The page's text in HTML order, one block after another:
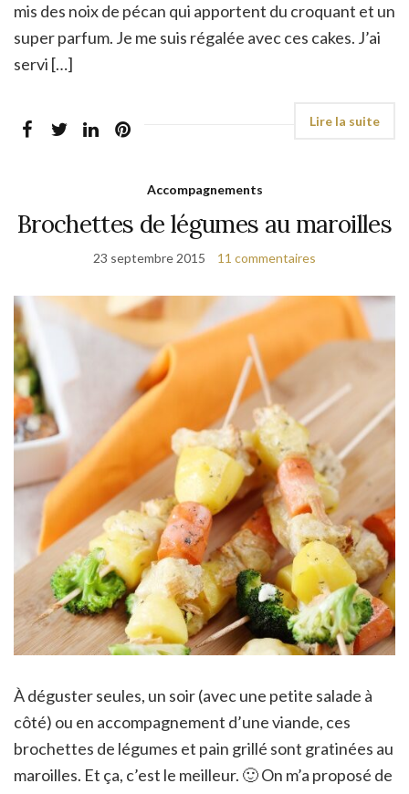
mis des noix de pécan qui apportent du croquant et un
super parfum. Je me suis régalée avec ces cakes. J’ai
servi […]
Accompagnements
Brochettes de légumes au maroilles
23 septembre 2015 11 commentaires
À déguster seules, un soir (avec une petite salade à
côté) ou en accompagnement d’une viande, ces
brochettes de légumes et pain grillé sont gratinées au
maroilles. Et ça, c’est le meilleur. 🙂 On m’a proposé de